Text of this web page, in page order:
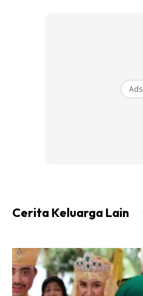
Ads
Cerita Keluarga Lain